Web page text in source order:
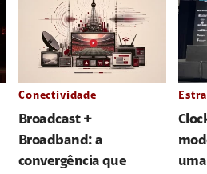
Conectividade
Broadcast +
Broadband: a
convergência que